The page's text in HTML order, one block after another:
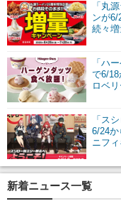
「丸
ンが6/
続々
「ハ
で6/18
ロベ
「ス
6/24か
ニフ
新着ニュース一覧